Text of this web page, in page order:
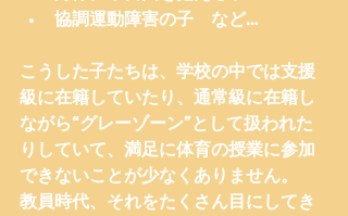
協調運動障害の子　など…
こうした子たちは、学校の中では支援
級に在籍していたり、通常級に在籍し
ながら“グレーゾーン”として扱われた
りしていて、満足に体育の授業に参加
できないことが少なくありません。
教員時代、それをたくさん目にしてき